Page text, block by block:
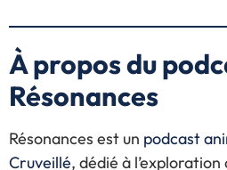
À propos du
Résonances
Résonances est un podcast
Cruveillé, dédié à l’exploration